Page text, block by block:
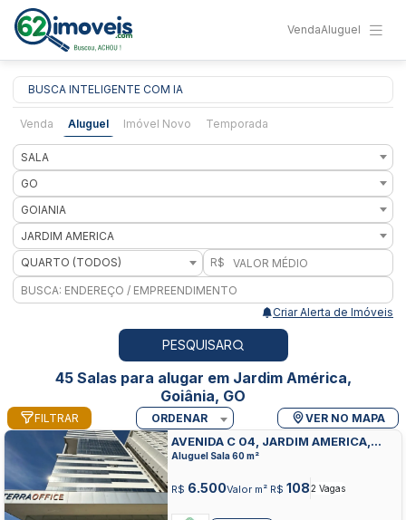
VendaAluguel
BUSCA INTELIGENTE COM IA
Venda Aluguel Imóvel Novo Temporada
SALA
GO
GOIANIA
JARDIM AMERICA
QUARTO (TODOS)
R$
Criar Alerta de Imóveis
PESQUISAR
45 Salas para alugar em Jardim América,
Goiânia, GO
FILTRAR ORDENAR VER NO MAPA
AVENIDA C 04, JARDIM AMERICA,
GOIANIA
Aluguel Sala 60 m²
R$ 6.500Valor m² R$ 1082 Vagas